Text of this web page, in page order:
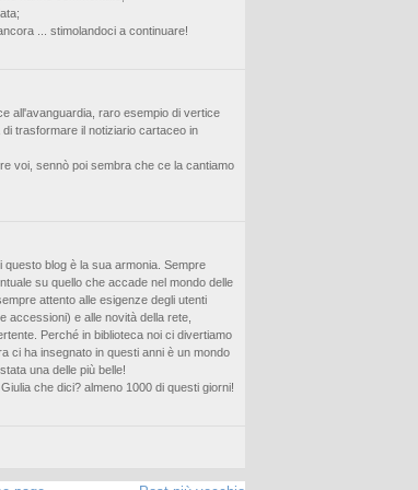
... stimolandoci a continuare!
all'avanguardia, raro esempio di vertice
trasformare il notiziario cartaceo in
voi, sennò poi sembra che ce la cantiamo
questo blog è la sua armonia. Sempre
su quello che accade nel mondo delle
attento alle esigenze degli utenti
accessioni) e alle novità della rete,
Perché in biblioteca noi ci divertiamo
ci ha insegnato in questi anni è un mondo
una delle più belle!
che dici? almeno 1000 di questi giorni!